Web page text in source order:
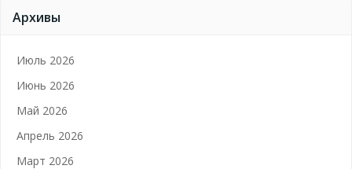
Архивы
Июль 2026
Июнь 2026
Май 2026
Апрель 2026
Март 2026